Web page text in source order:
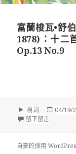
富蘭梭瓦•舒
1878)：十二
Op.13 No.9
格
式
視訊
發
04/19/
留下留言在 富蘭
自豪的採用